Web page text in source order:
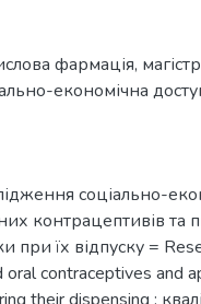
фармація, магістр
економічна
соціально-
контрацептивів та
при їх відпуску =
contraceptives and